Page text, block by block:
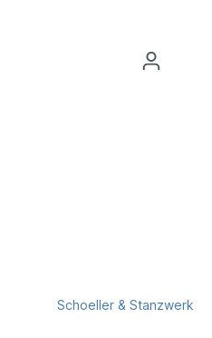
Schoeller & Stanzwerk